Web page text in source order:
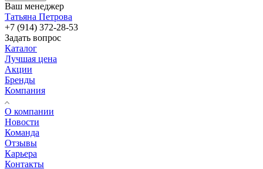
Ваш менеджер
Татьяна Петрова
+7 (914) 372-28-53
Задать вопрос
Каталог
Лучшая цена
Акции
Бренды
Компания
О компании
Новости
Команда
Отзывы
Карьера
Контакты